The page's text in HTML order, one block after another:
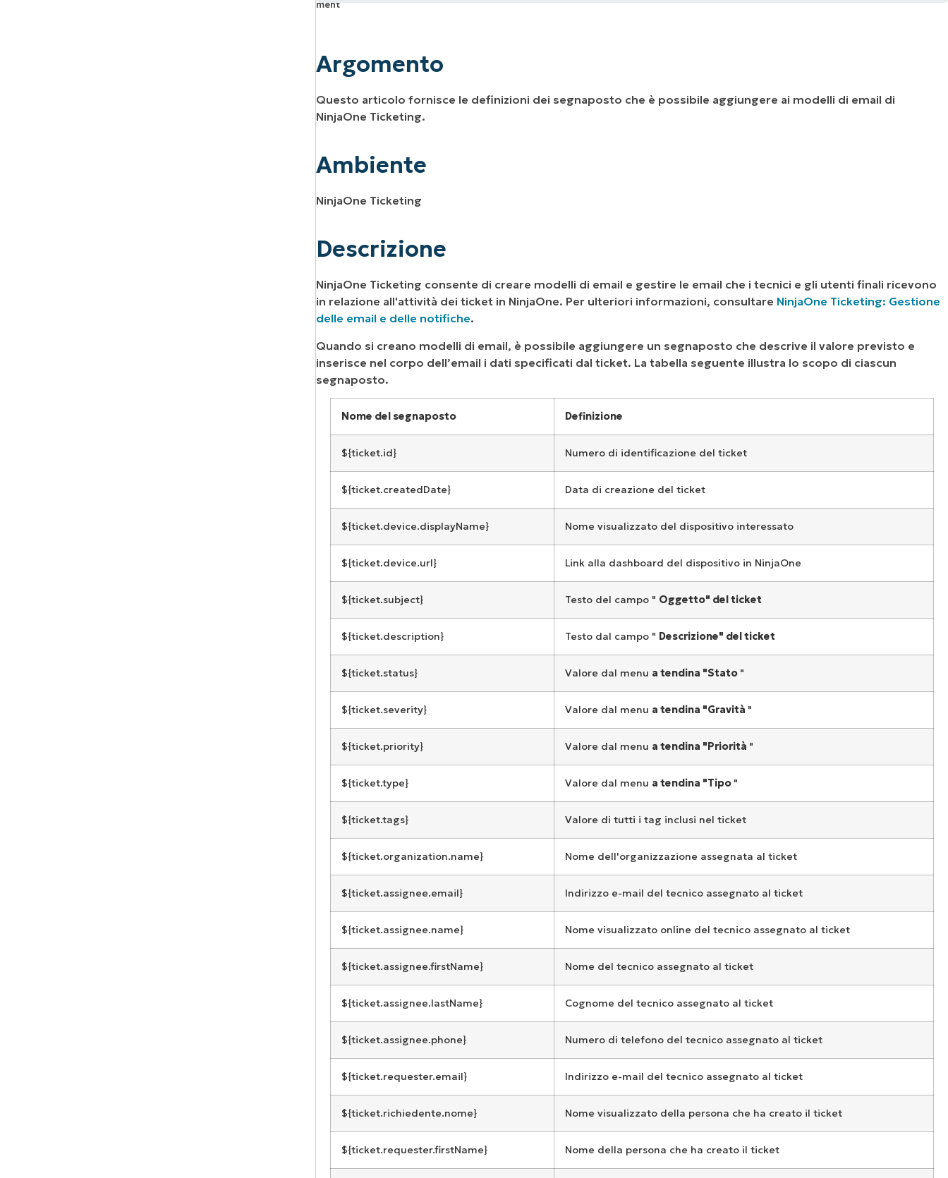
Descrizione
Risorse aggiuntive
Argomento
Questo articolo fornisce le definizioni dei segnaposto che è possibile aggiungere ai modelli di email di
NinjaOne Ticketing.
Ambiente
NinjaOne Ticketing
Descrizione
NinjaOne Ticketing consente di creare modelli di email e gestire le email che i tecnici e gli utenti finali ricevono
in relazione all'attività dei ticket in NinjaOne. Per ulteriori informazioni, consultare NinjaOne Ticketing: Gestione
delle email e delle notifiche.
Quando si creano modelli di email, è possibile aggiungere un segnaposto che descrive il valore previsto e
inserisce nel corpo dell’email i dati specificati dal ticket. La tabella seguente illustra lo scopo di ciascun
segnaposto.
Nome del segnaposto Definizione
${ticket.id} Numero di identificazione del ticket
${ticket.createdDate} Data di creazione del ticket
${ticket.device.displayName} Nome visualizzato del dispositivo interessato
${ticket.device.url} Link alla dashboard del dispositivo in NinjaOne
${ticket.subject} Testo del campo " Oggetto" del ticket
${ticket.description} Testo dal campo " Descrizione" del ticket
${ticket.status} Valore dal menu a tendina "Stato "
${ticket.severity} Valore dal menu a tendina "Gravità "
${ticket.priority} Valore dal menu a tendina "Priorità "
${ticket.type} Valore dal menu a tendina "Tipo "
${ticket.tags} Valore di tutti i tag inclusi nel ticket
${ticket.organization.name} Nome dell'organizzazione assegnata al ticket
${ticket.assignee.email} Indirizzo e-mail del tecnico assegnato al ticket
${ticket.assignee.name} Nome visualizzato online del tecnico assegnato al ticket
${ticket.assignee.firstName} Nome del tecnico assegnato al ticket
${ticket.assignee.lastName} Cognome del tecnico assegnato al ticket
${ticket.assignee.phone} Numero di telefono del tecnico assegnato al ticket
${ticket.requester.email} Indirizzo e-mail del tecnico assegnato al ticket
${ticket.richiedente.nome} Nome visualizzato della persona che ha creato il ticket
${ticket.requester.firstName} Nome della persona che ha creato il ticket